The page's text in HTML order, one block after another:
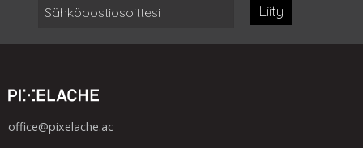
Liity
office@pixelache.ac